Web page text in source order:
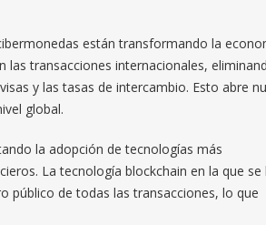
están transformando la
transacciones internacionales,
y las tasas de intercambio. Esto abre
global.
la adopción de tecnologías más
La tecnología blockchain en la que se
público de todas las transacciones, lo que